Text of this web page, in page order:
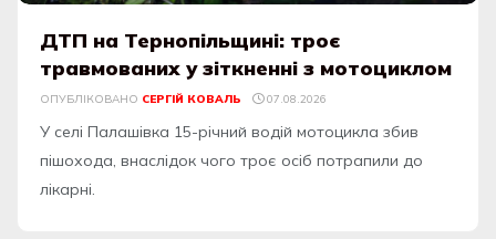
ДТП на Тернопільщині: троє
травмованих у зіткненні з мотоциклом
ОПУБЛІКОВАНО СЕРГІЙ КОВАЛЬ 07.08.2026
У селі Палашівка 15-річний водій мотоцикла збив
пішохода, внаслідок чого троє осіб потрапили до
лікарні.